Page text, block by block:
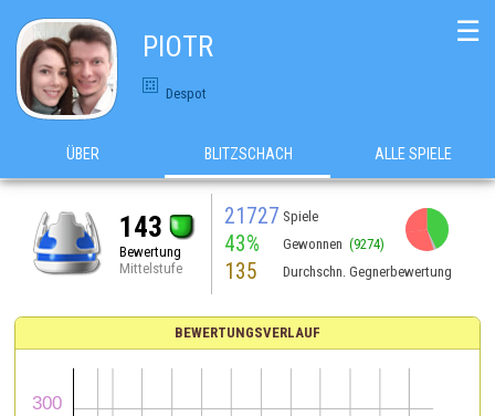
PIOTR
Despot
☰
ÜBER BLITZSCHACH ALLE SPIELE
143
Bewertung
Mittelstufe
21727 Spiele
43% Gewonnen (9274)
135 Durchschn. Gegnerbewertung
BEWERTUNGSVERLAUF